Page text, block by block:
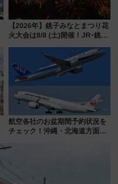
【2026年】銚子みなとまつり花
火大会は8/8 (土)開催！JR･銚子
報、利根川に咲く8,000発の大迫
力＆屋台を満喫
航空各社のお盆期間予約状況を
チェック！沖縄・北海道方面は
日は？